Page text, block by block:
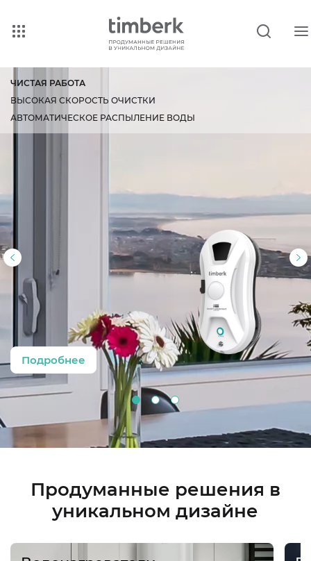
Предыдущий
слайд
ЧИСТАЯ РАБОТА
ВЫСОКАЯ СКОРОСТЬ ОЧИСТКИ
АВТОМАТИЧЕСКОЕ РАСПЫЛЕНИЕ ВОДЫ
Подробнее
Продуманные решения в
уникальном дизайне